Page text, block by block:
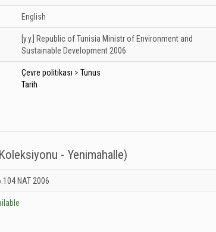
English
[y.y.]
Republic of Tunisia Ministr of Environment and
Sustainable Development 2006
Çevre politikası > Tunus
Tarih
- Yenimahalle)
- Yenimahalle): Unknown
NAT 2006